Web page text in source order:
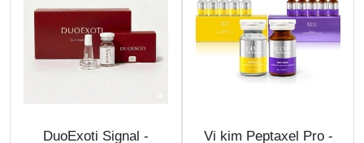
DuoExoti Signal -
Vi kim Peptaxel Pro -